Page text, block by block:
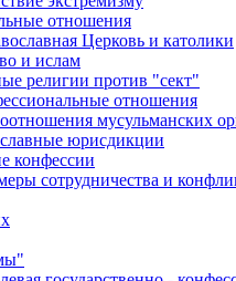
отношения
Церковь и католики
и ислам
религии против "сект"
отношения
мусульманских
юрисдикции
конфессии
сотрудничества и